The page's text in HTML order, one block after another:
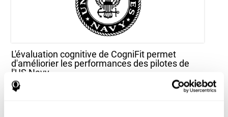
L'évaluation cognitive de CogniFit permet
d'améliorier les performances des pilotes de
l'US Navy
Joseph F.Chandler, Richard D. Arnold, Jeffrey B. Phillips, Ashley E.
Turnmire - Predicting individual differences in response to sleep